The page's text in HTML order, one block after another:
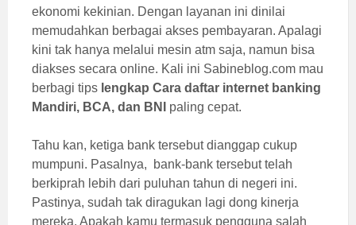
ekonomi kekinian. Dengan layanan ini dinilai
memudahkan berbagai akses pembayaran. Apalagi
kini tak hanya melalui mesin atm saja, namun bisa
diakses secara online. Kali ini Sabineblog.com mau
berbagi tips lengkap Cara daftar internet banking
Mandiri, BCA, dan BNI paling cepat.
Tahu kan, ketiga bank tersebut dianggap cukup
mumpuni. Pasalnya, bank-bank tersebut telah
berkiprah lebih dari puluhan tahun di negeri ini.
Pastinya, sudah tak diragukan lagi dong kinerja
mereka. Apakah kamu termasuk pengguna salah